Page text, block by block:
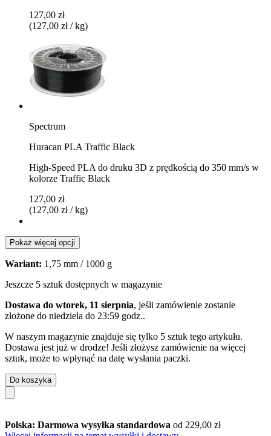
127,00 zł
(127,00 zł / kg)
Spectrum
Huracan PLA Traffic Black
High-Speed PLA do druku 3D z prędkością do 350 mm/s w
kolorze Traffic Black
127,00 zł
(127,00 zł / kg)
Pokaż więcej opcji
Wariant: 1,75 mm / 1000 g
Jeszcze 5 sztuk dostępnych w magazynie
Dostawa do wtorek, 11 sierpnia, jeśli zamówienie zostanie
złożone do niedziela do 23:59 godz..
W naszym magazynie znajduje się tylko 5 sztuk tego artykułu.
Dostawa jest już w drodze! Jeśli złożysz zamówienie na więcej
sztuk, może to wpłynąć na datę wysłania paczki.
Do koszyka
Polska: Darmowa wysyłka standardowa od 229,00 zł